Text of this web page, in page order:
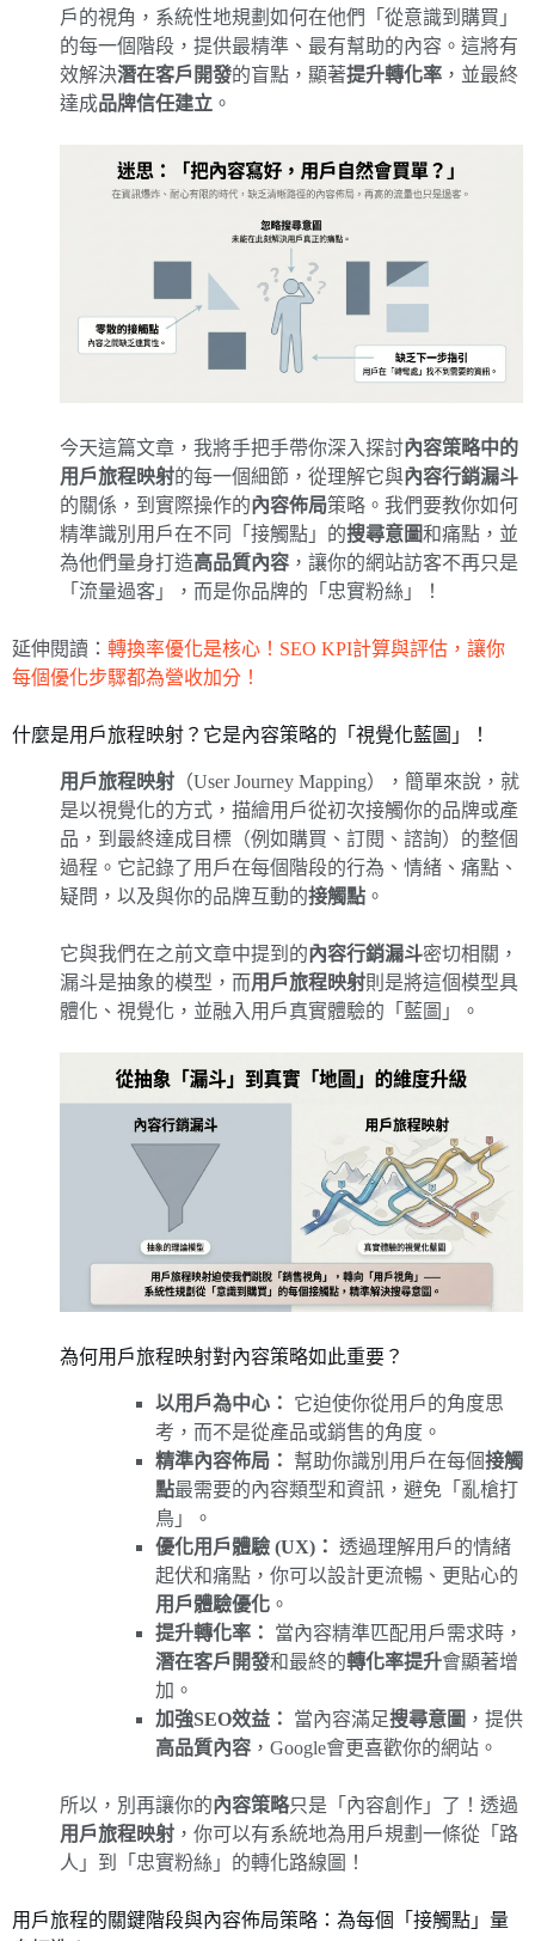
戶的視角，系統性地規劃如何在他們「從意識到購買」
的每一個階段，提供最精準、最有幫助的內容。這將有
效解決潛在客戶開發的盲點，顯著提升轉化率 ，並最終
達成品牌信任建立 。
今天這篇文章，我將手把手帶你深入探討內容策略中的
用戶旅程映射的每一個細節，從理解它與內容行銷漏斗
的關係，到實際操作的內容佈局策略。我們要教你如何
精準識別用戶在不同「接觸點」的搜尋意圖和痛點，並
為他們量身打造高品質內容 ，讓你的網站訪客不再只是
「流量過客」，而是你品牌的「忠實粉絲」！
延伸閱讀： 轉換率優化是核心！SEO KPI計算與評估，讓你
每個優化步驟都為營收加分！
什麼是用戶旅程映射？它是內容策略的「視覺化藍圖」！
用戶旅程映射 （User Journey Mapping），簡單來說，就
是以視覺化的方式，描繪用戶從初次接觸你的品牌或產
品，到最終達成目標（例如購買、訂閱、諮詢）的整個
過程。它記錄了用戶在每個階段的行為、情緒、痛點、
疑問，以及與你的品牌互動的接觸點 。
它與我們在之前文章中提到的內容行銷漏斗密切相關，
漏斗是抽象的模型，而用戶旅程映射則是將這個模型具
體化、視覺化，並融入用戶真實體驗的「藍圖」。
為何用戶旅程映射對內容策略如此重要？
以用戶為中心：
它迫使你從用戶的角度思
考，而不是從產品或銷售的角度。
精準內容佈局：
幫助你識別用戶在每個接觸
點最需要的內容類型和資訊，避免「亂槍打
鳥」。
優化用戶體驗 (UX)： 透過理解用戶的情緒
起伏和痛點，你可以設計更流暢、更貼心的
用戶體驗優化 。
提升轉化率：
當內容精準匹配用戶需求時，
潛在客戶開發和最終的轉化率提升會顯著增
加。
加強SEO效益：
當內容滿足搜尋意圖 ，提供
高品質內容 ，Google會更喜歡你的網站。
所以，別再讓你的內容策略只是「內容創作」了！透過
用戶旅程映射 ，你可以有系統地為用戶規劃一條從「路
人」到「忠實粉絲」的轉化路線圖！
用戶旅程的關鍵階段與內容佈局策略：為每個「接觸點」量